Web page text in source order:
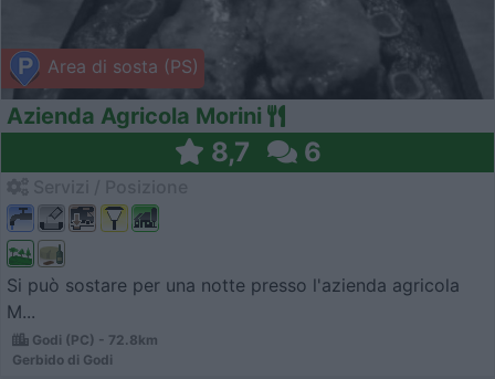
Area di sosta (PS)
Azienda Agricola Morini
8,7 6
Si può sostare per una notte presso l'azienda agricola
M...
Godi (PC) - 72.8km
Gerbido di Godi